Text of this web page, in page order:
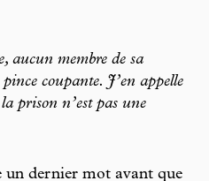
aucun membre de sa
coupante. J’en appelle
prison n’est pas une
un dernier mot avant que